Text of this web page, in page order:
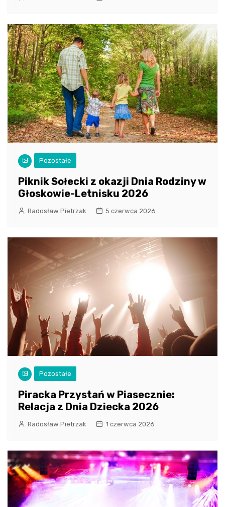
Pozostałe
Piknik Sołecki z okazji Dnia Rodziny w
Głoskowie-Letnisku 2026
Radosław Pietrzak 5 czerwca 2026
Pozostałe
Piracka Przystań w Piasecznie:
Relacja z Dnia Dziecka 2026
Radosław Pietrzak 1 czerwca 2026